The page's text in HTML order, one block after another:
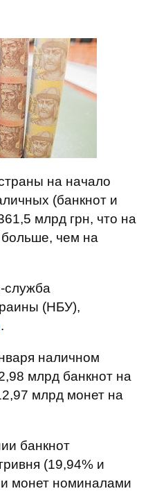
на начало
(банкнот и
млрд грн, что на
чем на
служба
(НБУ),
.
наличном
млрд банкнот на
млрд монет на
банкнот
(19,94% и
и монет номиналами